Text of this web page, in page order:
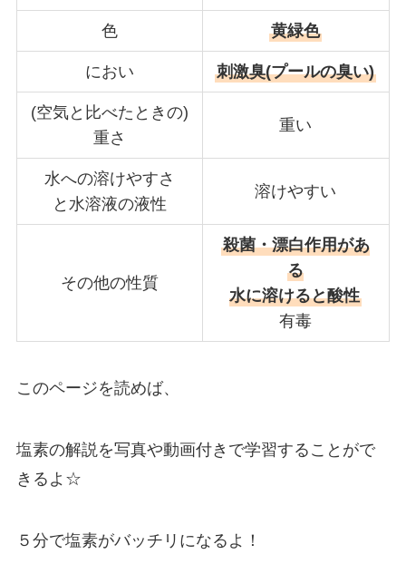
色 黄緑色
におい 刺激臭(プールの臭い)
(空気と比べたときの)
重さ
重い
水への溶けやすさ
と水溶液の液性
溶けやすい
その他の性質
殺菌・漂白作用があ
る
水に溶けると酸性
有毒
このページを読めば、
塩素の解説を写真や動画付きで学習することがで
きるよ☆
５分で塩素がバッチリになるよ！